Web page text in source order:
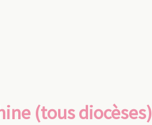
(tous diocèses)